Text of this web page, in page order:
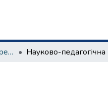
навчально-методичні рекомендації, програми дисциплін